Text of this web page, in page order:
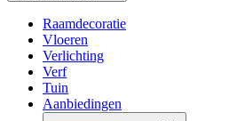
Raamdecoratie
Vloeren
Verlichting
Verf
Tuin
Aanbiedingen